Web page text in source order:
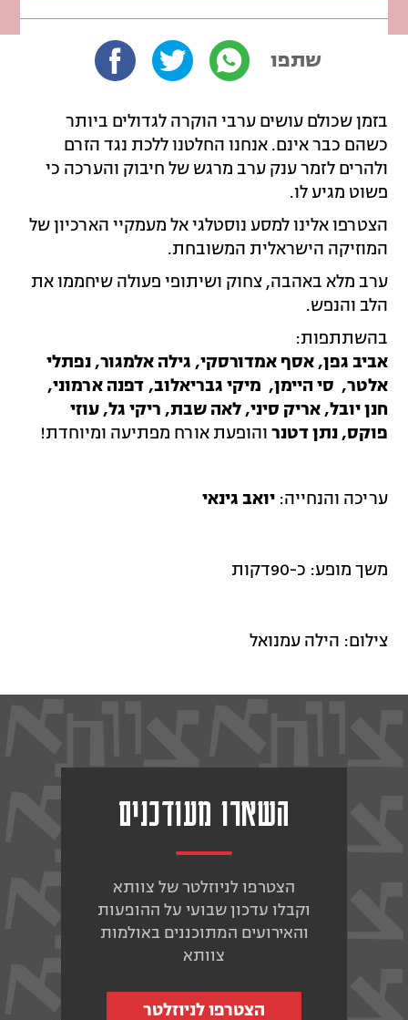
שתפו
בזמן שכולם עושים ערבי הוקרה לגדולים ביותר
כשהם כבר אינם. אנחנו החלטנו ללכת נגד הזרם
ולהרים לזמר ענק ערב מרגש של חיבוק והערכה כי
פשוט מגיע לו.
הצטרפו אלינו למסע נוסטלגי אל מעמקיי הארכיון של
המוזיקה הישראלית המשובחת.
ערב מלא באהבה, צחוק ושיתופי פעולה שיחממו את
הלב והנפש.
בהשתתפות:
אביב גפן, אסף אמדורסקי, גילה אלמגור, נפתלי
אלטר, סי היימן, מיקי גבריאלוב, דפנה ארמוני,
חנן יובל, אריק סיני, לאה שבת, ריקי גל, עוזי
פוקס, נתן דטנר והופעת אורח מפתיעה ומיוחדת!
עריכה והנחייה:יואב גינאי
משך מופע: כ-90דקות
צילום: הילה עמנואל
השארו מעודכנים
הצטרפו לניוזלטר של צוותא
וקבלו עדכון שבועי על ההופעות
והאירועים המתוכננים באולמות
צוותא
הצטרפו לניוזלטר